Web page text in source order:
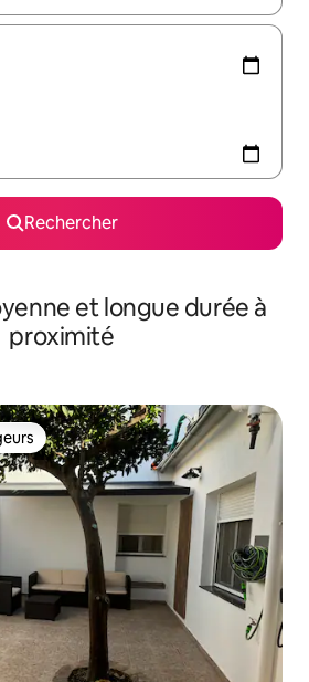
Rechercher
et longue durée à
proximité